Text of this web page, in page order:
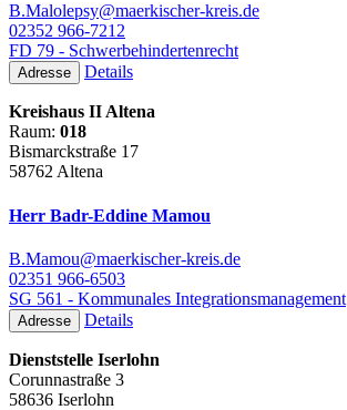
B.Malolepsy@maerkischer-kreis.de
02352 966-7212
FD 79 - Schwerbehindertenrecht
Adresse Details
Kreishaus II Altena
Raum: 018
Bismarckstraße 17
58762 Altena
Herr Badr-Eddine Mamou
B.Mamou@maerkischer-kreis.de
02351 966-6503
SG 561 - Kommunales Integrationsmanagement
Adresse Details
Dienststelle Iserlohn
Corunnastraße 3
58636 Iserlohn